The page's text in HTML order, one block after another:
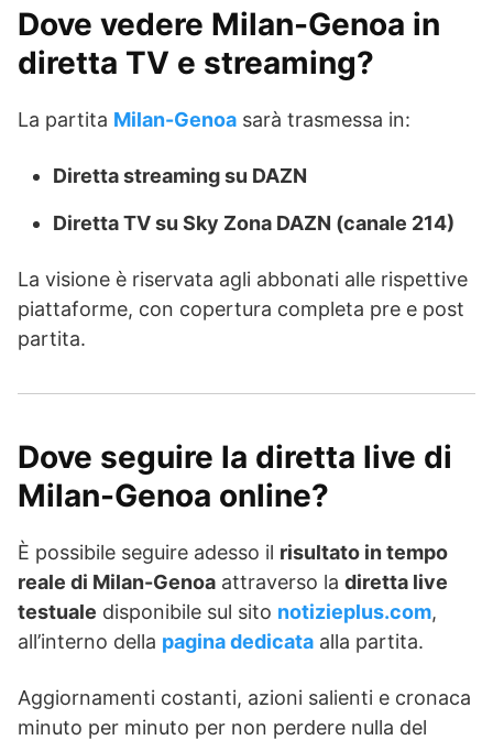
Dove vedere Milan-Genoa in
diretta TV e streaming?
La partita Milan-Genoa sarà trasmessa in:
Diretta streaming su DAZN
Diretta TV su Sky Zona DAZN (canale 214)
La visione è riservata agli abbonati alle rispettive
piattaforme, con copertura completa pre e post
partita.
Dove seguire la diretta live di
Milan-Genoa online?
È possibile seguire adesso il risultato in tempo
reale di Milan-Genoa attraverso la diretta live
testuale disponibile sul sito notizieplus.com,
all’interno della pagina dedicata alla partita.
Aggiornamenti costanti, azioni salienti e cronaca
minuto per minuto per non perdere nulla del